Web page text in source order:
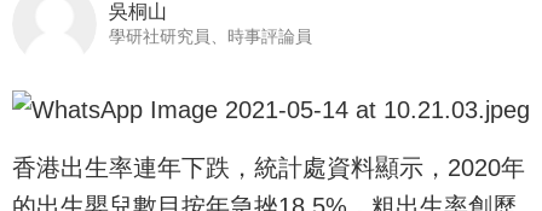
吳桐山
學研社研究員、時事評論員
香港出生率連年下跌，統計處資料顯示，2020年